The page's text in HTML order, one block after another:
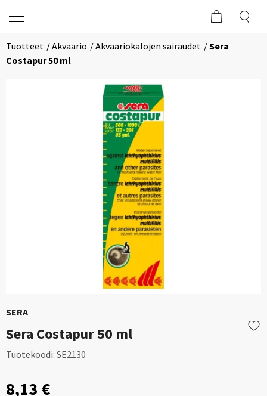
Tuotteet Akvaario Akvaariokalojen sairaudet
Sera
Costapur 50 ml
SERA
Sera Costapur 50 ml
Tuotekoodi: SE2130
8,13 €